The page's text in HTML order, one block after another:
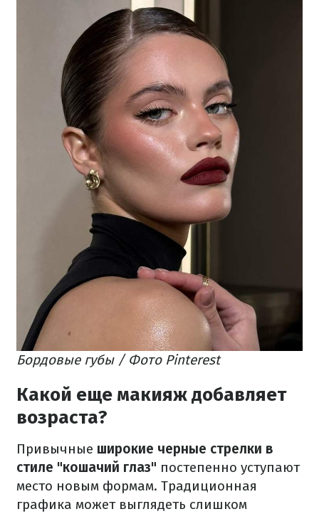
Бордовые губы / Фото Pinterest
Какой еще макияж добавляет
возраста?
Привычные широкие черные стрелки в
стиле "кошачий глаз" постепенно уступают
место новым формам. Традиционная
графика может выглядеть слишком